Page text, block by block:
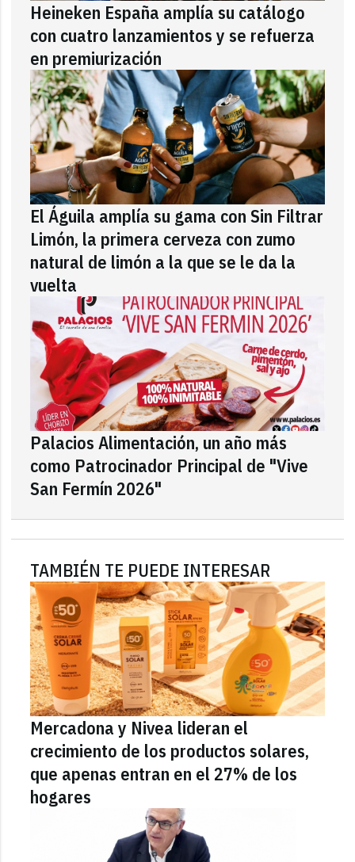
Heineken España amplía su catálogo
con cuatro lanzamientos y se refuerza
en premiurización
El Águila amplía su gama con Sin Filtrar
Limón, la primera cerveza con zumo
natural de limón a la que se le da la
vuelta
Palacios Alimentación, un año más
como Patrocinador Principal de "Vive
San Fermín 2026"
TAMBIÉN TE PUEDE INTERESAR
Mercadona y Nivea lideran el
crecimiento de los productos solares,
que apenas entran en el 27% de los
hogares